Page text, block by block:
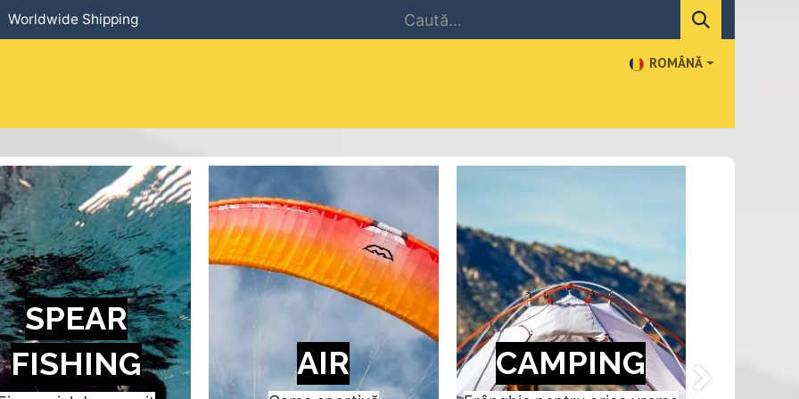
Worldwide Shipping
ROMÂNĂ
CAMPING
AIR
SPEAR
FISHING
Next